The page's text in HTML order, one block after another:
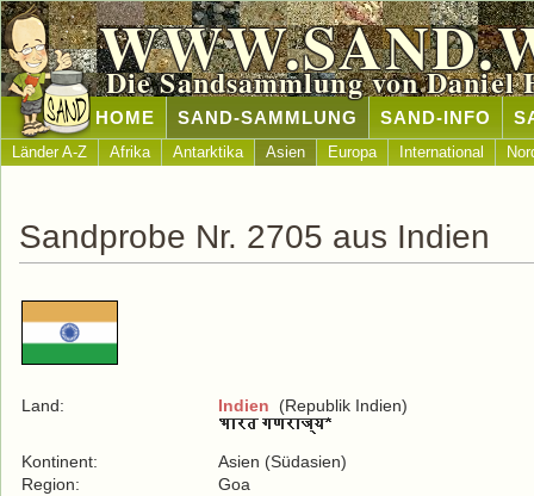
Die Sandsammlung von Daniel
HOME SAND-SAMMLUNG SAND-INFO
Länder A-Z Afrika Antarktika Asien Europa International
Sandprobe Nr. 2705 aus Indien
Land: Indien (Republik Indien)
Kontinent:
Asien (Südasien)
Region:
Goa